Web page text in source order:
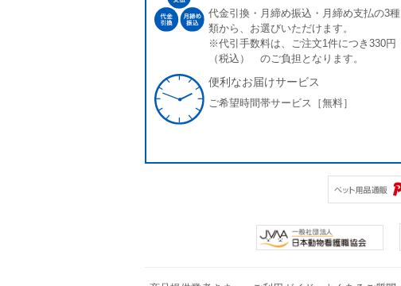
代金引換・月締め振込・月締め支払の3種
類から、お選びいただけます。
※代引手数料は、ご注文1件につき330円
（税込） のご負担となります。
便利なお届けサービス
ご希望時間帯サービス［無料］